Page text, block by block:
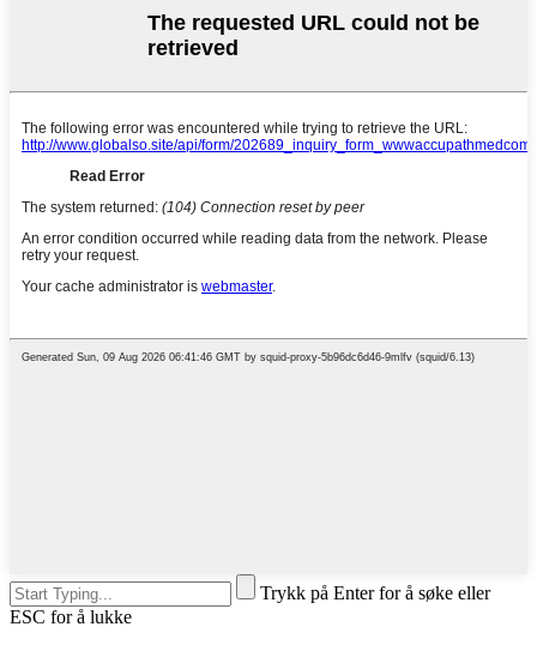
Trykk på Enter for å søke eller
ESC for å lukke